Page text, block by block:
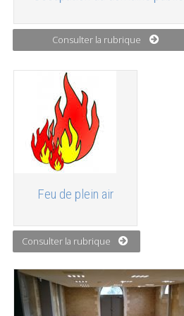
Consulter la rubrique
Feu de plein air
Consulter la rubrique